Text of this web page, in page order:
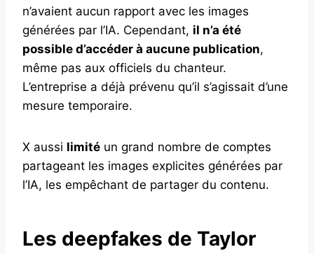
n’avaient aucun rapport avec les images
générées par l’IA. Cependant, il n’a été
possible d’accéder à aucune publication,
même pas aux officiels du chanteur.
L’entreprise a déjà prévenu qu’il s’agissait d’une
mesure temporaire.
X aussi limité un grand nombre de comptes
partageant les images explicites générées par
l’IA, les empêchant de partager du contenu.
Les deepfakes de Taylor